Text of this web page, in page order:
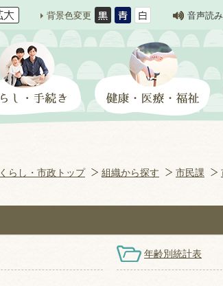
背景色変更 音声読
くらし・市政トップ 組織から探す 市民課
年齢別統計表